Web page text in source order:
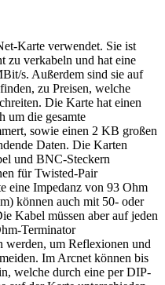
Karte verwendet. Sie ist
zu verkabeln und hat eine
s. Außerdem sind sie auf
zu Preisen, welche
Die Karte hat einen
um die gesamte
sowie einen 2 KB großen
Daten. Die Karten
und BNC-Steckern
für Twisted-Pair
eine Impedanz von 93 Ohm
können auch mit 50- oder
Kabel müssen aber auf jeden
Terminator
werden, um Reflexionen und
Im Arcnet können bis
welche durch eine per DIP-